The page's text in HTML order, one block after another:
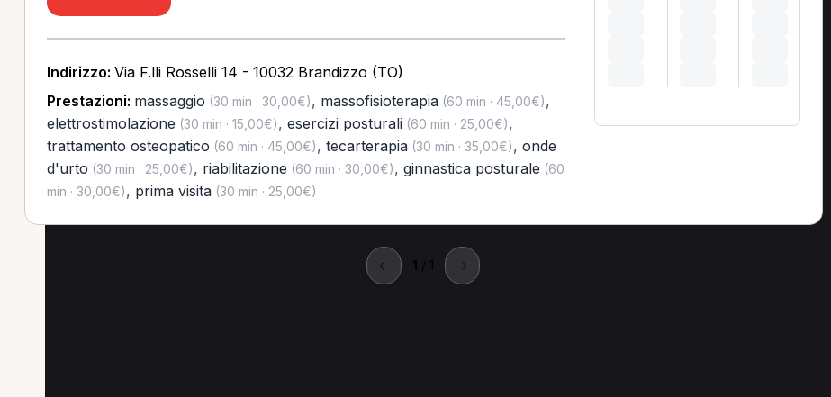
Indirizzo: Via F.lli Rosselli 14 - 10032 Brandizzo (TO)
Prestazioni: massaggio (30 min · 30,00€), massofisioterapia(60 min · 45,00€),
elettrostimolazione (30 min · 15,00€), esercizi posturali(60 min · 25,00€),
trattamento osteopatico (60 min · 45,00€), tecarterapia(30 min · 35,00€), onde
d'urto (30 min · 25,00€), riabilitazione (60 min · 30,00€), ginnastica posturale (60
min · 30,00€), prima visita(30 min · 25,00€)
← 1 / 1 →